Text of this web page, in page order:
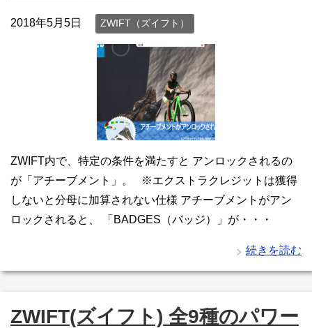
2018年5月5日 ZWIFT（ズイフト）
ZWIFT内で、特定の条件を満たすと アンロックされるの
が「アチーブメント」。 ※エクストラクレジットは獲得
しないと分母に加算されない仕様 アチーブメントがアン
ロックされると、 「BADGES（バッジ）」が・・・
続きを読む
ZWIFT(ズイフト) 全9種のパワー